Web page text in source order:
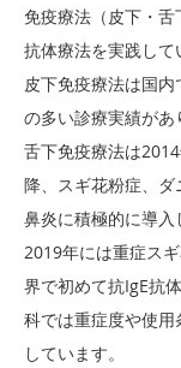
免疫療法（皮下・舌
抗体療法を実践して
皮下免疫療法は国
の多い診療実績があ
舌下免疫療法は
降、スギ花粉症、
鼻炎に積極的に導入
2019年には重症ス
界で初めて抗IgE抗
科では重症度や使
しています。